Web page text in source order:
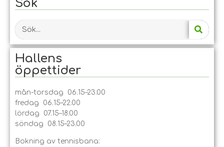
Sök
Hallens
öppet­tider
mån-torsdag 06.15–23.00
fredag 06.15–22.00
lördag 07.15–18.00
söndag 08.15–23.00
Bokning av tennisbana: